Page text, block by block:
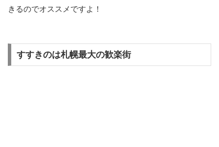
きるのでオススメですよ！
すすきのは札幌最大の歓楽街